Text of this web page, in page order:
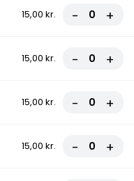
15,00 kr. - +
15,00 kr. - +
15,00 kr. - +
15,00 kr. - +